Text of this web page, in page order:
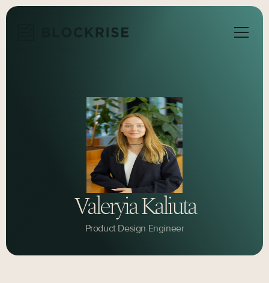
Valeryia Kaliuta
Product Design Engineer